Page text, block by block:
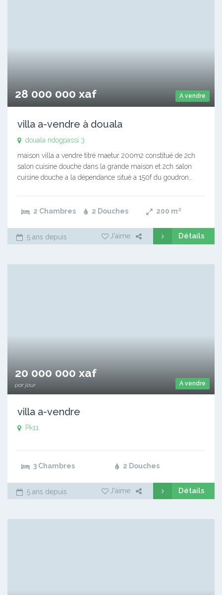
A vendre
28 000 000 xaf
villa a-vendre à douala
douala ndogpassi 3
maison villa a vendre titré maetur 200m2 constitué de 2ch
salon cuisine douche dans la grande maison et 2ch salon
cuisine douche a la dépendance situé a 150f du goudron…
2 Chambres 2 Douches 200 m²
5 ans depuis J'aime Détails
A vendre
20 000 000 xaf
par jour
villa a-vendre
Pk11
3 Chambres 2 Douches
5 ans depuis J'aime Détails